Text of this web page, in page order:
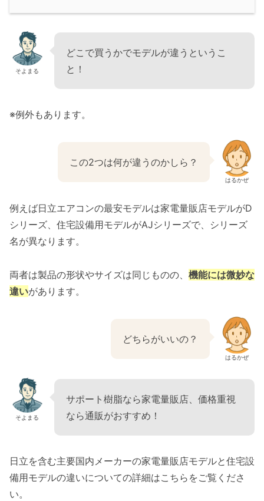
そよまる
どこで買うかでモデルが違うというこ
と！
※例外もあります。
はるかぜ
この2つは何が違うのかしら？
例えば日立エアコンの最安モデルは家電量販店モデルがD
シリーズ、住宅設備用モデルがAJシリーズで、シリーズ
名が異なります。
両者は製品の形状やサイズは同じものの、 機能には微妙な
違いがあります。
はるかぜ
どちらがいいの？
そよまる
サポート樹脂なら家電量販店、価格重視
なら通販がおすすめ！
日立を含む主要国内メーカーの家電量販店モデルと住宅設
備用モデルの違いについての詳細はこちらをご覧くださ
い。